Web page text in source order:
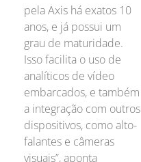
pela Axis há exatos 10
anos, e já possui um
grau de maturidade.
Isso facilita o uso de
analíticos de vídeo
embarcados, e também
a integração com outros
dispositivos, como alto-
falantes e câmeras
visuais”, aponta